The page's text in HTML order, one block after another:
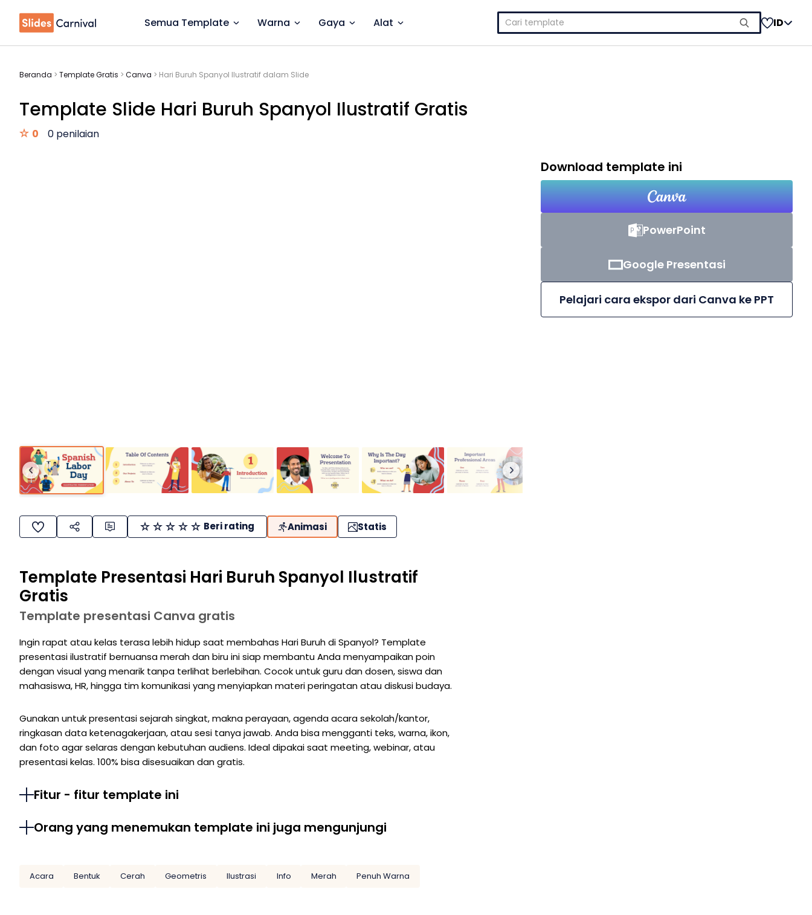
Semua Template Warna Gaya Alat
Cari
untuk:
ID
Beranda > Template Gratis > Canva > Hari Buruh Spanyol Ilustratif dalam Slide
Template Slide Hari Buruh Spanyol Ilustratif Gratis
0 0 penilaian
Beri rating Animasi Statis
Template Presentasi Hari Buruh Spanyol Ilustratif
Gratis
Template presentasi Canva gratis
Ingin rapat atau kelas terasa lebih hidup saat membahas Hari Buruh di Spanyol? Template
presentasi ilustratif bernuansa merah dan biru ini siap membantu Anda menyampaikan poin
dengan visual yang menarik tanpa terlihat berlebihan. Cocok untuk guru dan dosen, siswa dan
mahasiswa, HR, hingga tim komunikasi yang menyiapkan materi peringatan atau diskusi budaya.
Gunakan untuk presentasi sejarah singkat, makna perayaan, agenda acara sekolah/kantor,
ringkasan data ketenagakerjaan, atau sesi tanya jawab. Anda bisa mengganti teks, warna, ikon,
dan foto agar selaras dengan kebutuhan audiens. Ideal dipakai saat meeting, webinar, atau
presentasi kelas. 100% bisa disesuaikan dan gratis.
Fitur - fitur template ini
Orang yang menemukan template ini juga mengunjungi
Acara Bentuk Cerah Geometris Ilustrasi Info Merah Penuh Warna
Download template ini
PowerPoint
Google Presentasi
Pelajari cara ekspor dari Canva ke PPT